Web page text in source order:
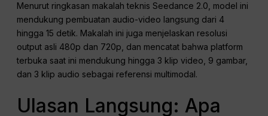
Menurut ringkasan makalah teknis Seedance 2.0, model ini
mendukung pembuatan audio-video langsung dari 4
hingga 15 detik. Makalah ini juga menjelaskan resolusi
output asli 480p dan 720p, dan mencatat bahwa platform
terbuka saat ini mendukung hingga 3 klip video, 9 gambar,
dan 3 klip audio sebagai referensi multimodal.
Ulasan Langsung: Apa